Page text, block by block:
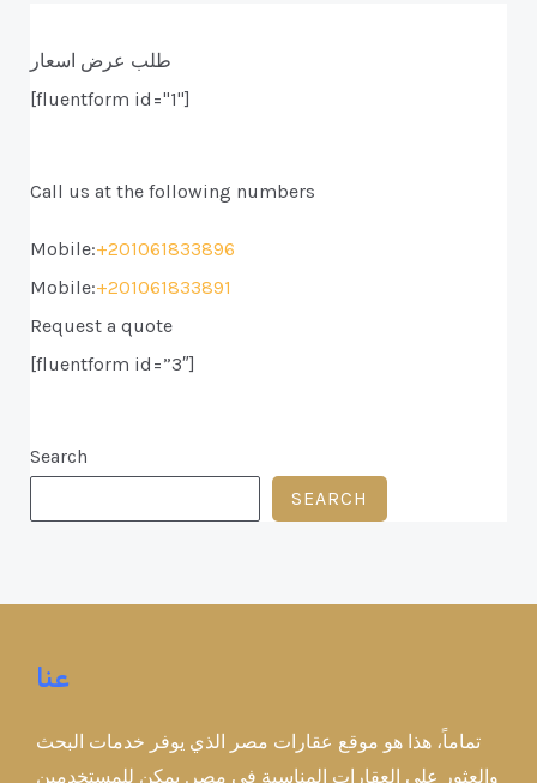
طلب عرض اسعار
[fluentform id="1"]
Call us at the following numbers
Mobile:+201061833896
Mobile:+201061833891
Request a quote
[fluentform id=”3″]
Search
SEARCH
عنا
تماماً، هذا هو موقع عقارات مصر الذي يوفر خدمات البحث
والعثور على العقارات المناسبة في مصر. يمكن للمستخدمين